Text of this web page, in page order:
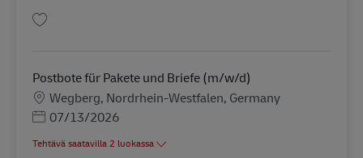
Postbote für Pakete und Briefe (m/w/d)
Sijainti
Wegberg, Nordrhein-Westfalen, Germany
Posted Date
07/13/2026
Tehtävä saatavilla 2 luokassa